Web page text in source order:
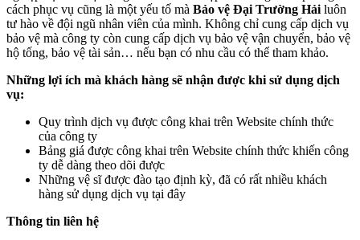
cách phục vụ cũng là một yếu tố mà Bảo vệ Đại Trường Hải luôn
tư hào về đội ngũ nhân viên của mình. Không chỉ cung cấp dịch vụ
bảo vệ mà công ty còn cung cấp dịch vụ bảo vệ vận chuyển, bảo vệ
hộ tống, bảo vệ tài sản… nếu bạn có nhu cầu có thể tham khảo.
Những lợi ích mà khách hàng sẽ nhận được khi sử dụng dịch
vụ:
Quy trình dịch vụ được công khai trên Website chính thức
của công ty
Bảng giá được công khai trên Website chính thức khiến công
ty dễ dàng theo dõi được
Những vệ sĩ được đào tạo định kỳ, đã có rất nhiều khách
hàng sử dụng dịch vụ tại đây
Thông tin liên hệ